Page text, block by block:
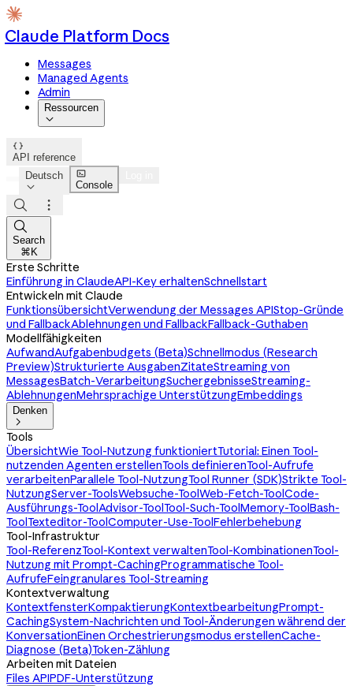
Claude Platform Docs
Messages
Managed Agents
Admin
Ressourcen


API reference
Deutsch


Console



Search
⌘K
Erste Schritte
Einführung in ClaudeAPI-Key erhaltenSchnellstart
Entwickeln mit Claude
FunktionsübersichtVerwendung der Messages APIStop-Gründe
und FallbackAblehnungen und FallbackFallback-Guthaben
Modellfähigkeiten
AufwandAufgabenbudgets (Beta)Schnellmodus (Research
Preview)Strukturierte AusgabenZitateStreaming von
MessagesBatch-VerarbeitungSuchergebnisseStreaming-
AblehnungenMehrsprachige UnterstützungEmbeddings
Denken

Tools
ÜbersichtWie Tool-Nutzung funktioniertTutorial: Einen Tool-
nutzenden Agenten erstellenTools definierenTool-Aufrufe
verarbeitenParallele Tool-NutzungTool Runner (SDK)Strikte Tool-
NutzungServer-ToolsWebsuche-ToolWeb-Fetch-ToolCode-
Ausführungs-ToolAdvisor-ToolTool-Such-ToolMemory-ToolBash-
ToolTexteditor-ToolComputer-Use-ToolFehlerbehebung
Tool-Infrastruktur
Tool-ReferenzTool-Kontext verwaltenTool-KombinationenTool-
Nutzung mit Prompt-CachingProgrammatische Tool-
AufrufeFeingranulares Tool-Streaming
Kontextverwaltung
KontextfensterKompaktierungKontextbearbeitungPrompt-
CachingSystem-Nachrichten und Tool-Änderungen während der
KonversationEinen Orchestrierungsmodus erstellenCache-
Diagnose (Beta)Token-Zählung
Arbeiten mit Dateien
Files APIPDF-Unterstützung